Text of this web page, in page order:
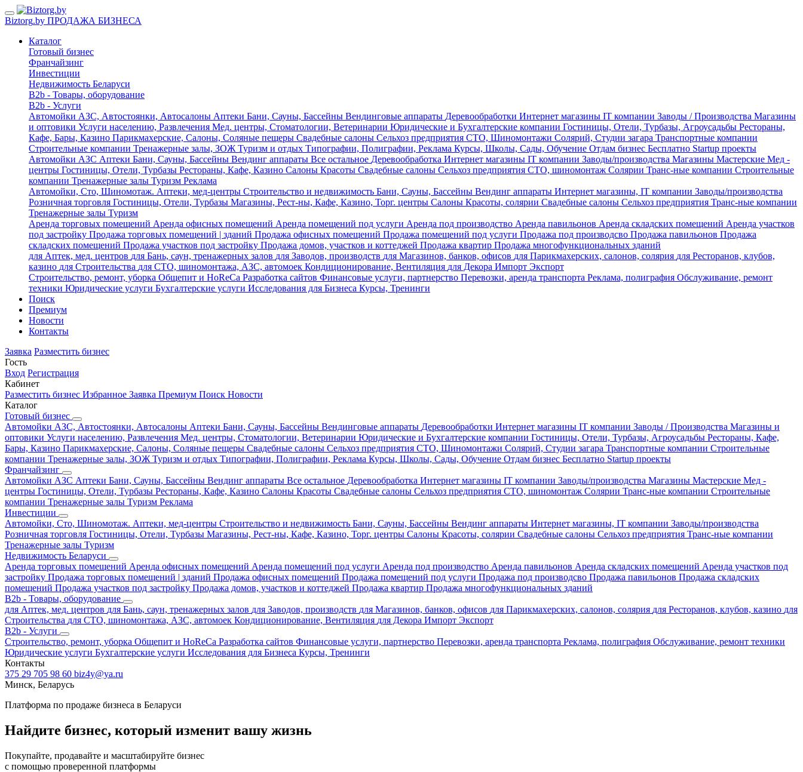
Biztorg.by ПРОДАЖА БИЗНЕСА
Каталог
Готовый бизнес
Франчайзинг
Инвестиции
Недвижимость Беларуси
B2b - Товары, оборудование
B2b - Услуги
Автомойки АЗС, Автостоянки, Автосалоны Аптеки Бани, Сауны, Бассейны Вендинговые аппараты Деревообработки Интернет магазины IT компании Заводы / Производства Магазины
и оптовики Услуги населению, Развлечения Мед. центры, Стоматологии, Ветеринарии Юридические и Бухгалтерские компании Гостиницы, Отели, Турбазы, Агроусадьбы Рестораны,
Кафе, Бары, Казино Парикмахерские, Салоны, Соляные пещеры Свадебные салоны Сельхоз предприятия СТО, Шиномонтажи Солярий, Студии загара Транспортные компании
Строительные компании Тренажерные залы, ЗОЖ Туризм и отдых Типографии, Полиграфии, Реклама Курсы, Школы, Сады, Обучение Отдам бизнес Бесплатно Startup проекты
Автомойки АЗС Аптеки Бани, Сауны, Бассейны Вендинг аппараты Все остальное Деревообработка Интернет магазины IT компании Заводы/производства Магазины Мастерские Мед -
центры Гостиницы, Отели, Турбазы Рестораны, Кафе, Казино Салоны Красоты Свадебные салоны Сельхоз предприятия СТО, шиномонтаж Солярии Транс-ные компании Строительные
компании Тренажерные залы Туризм Реклама
Автомойки, Сто, Шиномотаж. Аптеки, мед-центры Строительство и недвижимость Бани, Сауны, Бассейны Вендинг аппараты Интернет магазины, IT компании Заводы/производства
Розничная торговля Гостиницы, Отели, Турбазы Магазины, Рест-ны, Кафе, Казино, Торг. центры Салоны Красоты, солярии Свадебные салоны Сельхоз предприятия Транс-ные компании
Тренажерные залы Туризм
Аренда торговых помещений Аренда офисных помещений Аренда помещений под услуги Аренда под производство Аренда павильонов Аренда складских помещений Аренда участков
под застройку Продажа торговых помещений | зданий Продажа офисных помещений Продажа помещений под услуги Продажа под производсво Продажа павильонов Продажа
складских помещений Продажа участков под застройку Продажа домов, участков и коттеджей Продажа квартир Продажа многофункциональных зданий
для Аптек, мед. центров для Бань, саун, тренажерных залов для Заводов, производств для Магазинов, банков, офисов для Парикмахерских, салонов, солярия для Ресторанов, клубов,
казино для Строительства для СТО, шиномонтажа, АЗС, автомоек Кондиционирование, Вентиляция для Декора Импорт Экспорт
Строительство, ремонт, уборка Общепит и HoReCa Разработка сайтов Финансовые услуги, партнерство Перевозки, аренда транспорта Реклама, полиграфия Обслуживание, ремонт
техники Юридические услуги Бухгалтерские услуги Исследования для Бизнеса Курсы, Тренинги
Поиск
Премиум
Новости
Контакты
Заявка Разместить бизнес
Гость
Вход Регистрация
Кабинет
Разместить бизнес Избранное Заявка Премиум Поиск Новости
Каталог
Готовый бизнес
Автомойки АЗС, Автостоянки, Автосалоны Аптеки Бани, Сауны, Бассейны Вендинговые аппараты Деревообработки Интернет магазины IT компании Заводы / Производства Магазины и
оптовики Услуги населению, Развлечения Мед. центры, Стоматологии, Ветеринарии Юридические и Бухгалтерские компании Гостиницы, Отели, Турбазы, Агроусадьбы Рестораны, Кафе,
Бары, Казино Парикмахерские, Салоны, Соляные пещеры Свадебные салоны Сельхоз предприятия СТО, Шиномонтажи Солярий, Студии загара Транспортные компании Строительные
компании Тренажерные залы, ЗОЖ Туризм и отдых Типографии, Полиграфии, Реклама Курсы, Школы, Сады, Обучение Отдам бизнес Бесплатно Startup проекты
Франчайзинг
Автомойки АЗС Аптеки Бани, Сауны, Бассейны Вендинг аппараты Все остальное Деревообработка Интернет магазины IT компании Заводы/производства Магазины Мастерские Мед -
центры Гостиницы, Отели, Турбазы Рестораны, Кафе, Казино Салоны Красоты Свадебные салоны Сельхоз предприятия СТО, шиномонтаж Солярии Транс-ные компании Строительные
компании Тренажерные залы Туризм Реклама
Инвестиции
Автомойки, Сто, Шиномотаж. Аптеки, мед-центры Строительство и недвижимость Бани, Сауны, Бассейны Вендинг аппараты Интернет магазины, IT компании Заводы/производства
Розничная торговля Гостиницы, Отели, Турбазы Магазины, Рест-ны, Кафе, Казино, Торг. центры Салоны Красоты, солярии Свадебные салоны Сельхоз предприятия Транс-ные компании
Тренажерные залы Туризм
Недвижимость Беларуси
Аренда торговых помещений Аренда офисных помещений Аренда помещений под услуги Аренда под производство Аренда павильонов Аренда складских помещений Аренда участков под
застройку Продажа торговых помещений | зданий Продажа офисных помещений Продажа помещений под услуги Продажа под производсво Продажа павильонов Продажа складских
помещений Продажа участков под застройку Продажа домов, участков и коттеджей Продажа квартир Продажа многофункциональных зданий
B2b - Товары, оборудование
для Аптек, мед. центров для Бань, саун, тренажерных залов для Заводов, производств для Магазинов, банков, офисов для Парикмахерских, салонов, солярия для Ресторанов, клубов, казино для
Строительства для СТО, шиномонтажа, АЗС, автомоек Кондиционирование, Вентиляция для Декора Импорт Экспорт
B2b - Услуги
Строительство, ремонт, уборка Общепит и HoReCa Разработка сайтов Финансовые услуги, партнерство Перевозки, аренда транспорта Реклама, полиграфия Обслуживание, ремонт техники
Юридические услуги Бухгалтерские услуги Исследования для Бизнеса Курсы, Тренинги
Контакты
375 29 705 98 60 biz4y@ya.ru
Минск, Беларусь
Платформа по продаже бизнеса в Беларуси
Найдите бизнес, который изменит вашу жизнь
Покупайте, продавайте и масштабируйте бизнес
с помощью проверенной платформы